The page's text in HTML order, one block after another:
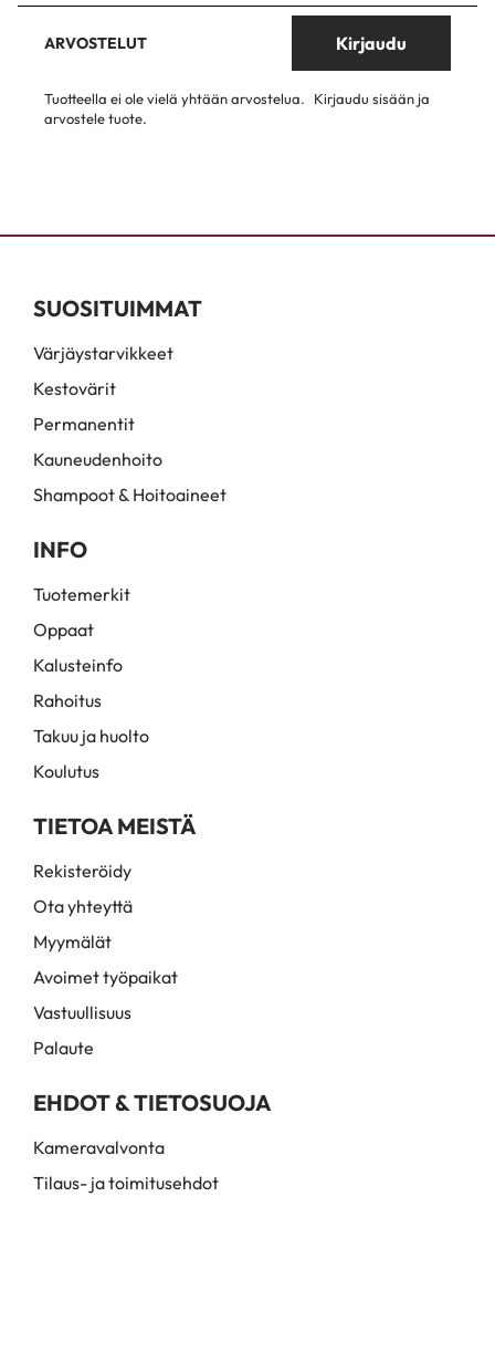
ARVOSTELUT Kirjaudu
Tuotteella ei ole vielä yhtään arvostelua.
Kirjaudu sisään ja
arvostele tuote.
SUOSITUIMMAT
Värjäystarvikkeet
Kestovärit
Permanentit
Kauneudenhoito
Shampoot & Hoitoaineet
INFO
Tuotemerkit
Oppaat
Kalusteinfo
Rahoitus
Takuu ja huolto
Koulutus
TIETOA MEISTÄ
Rekisteröidy
Ota yhteyttä
Myymälät
Avoimet työpaikat
Vastuullisuus
Palaute
EHDOT & TIETOSUOJA
Kameravalvonta
Tilaus- ja toimitusehdot